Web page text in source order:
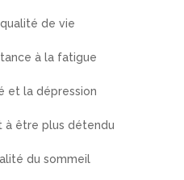
de vie
à la fatigue
et la dépression
à être plus détendu
du sommeil